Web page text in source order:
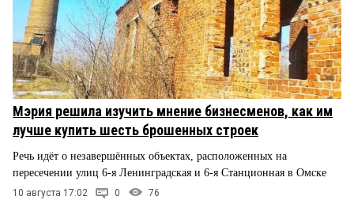
Мэрия решила изучить мнение бизнесменов, как им
лучше купить шесть брошенных строек
Речь идёт о незавершённых объектах, расположенных на
пересечении улиц 6-я Ленинградская и 6-я Станционная в Омске
10 августа 17:02 0 76